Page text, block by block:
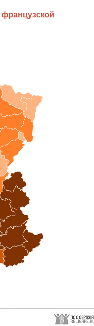
французской